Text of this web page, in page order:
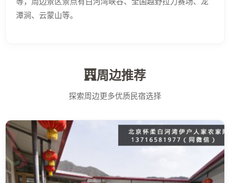
潭涧、云蒙山等。
周边推荐
探索周边更多优质民宿选择